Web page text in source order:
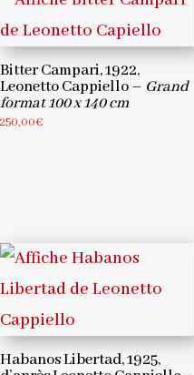
Bitter Campari, 1922,
Leonetto Cappiello – Grand
format 100 x 140 cm
250,00€
Habanos Libertad, 1925,